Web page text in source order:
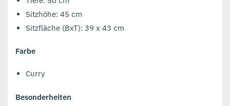
Sitzhöhe: 45 cm
Sitzfläche (BxT): 39 x 43 cm
Farbe
Curry
Besonderheiten